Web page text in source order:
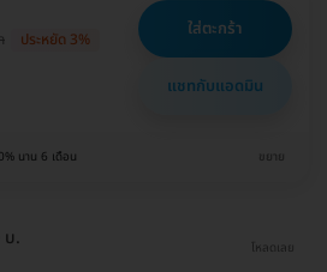
ประหยัด 3% ใส่ตะกร้า
แชทกับแอดมิน
นาน 6 เดือน ขยาย
บ. โหลดเลย